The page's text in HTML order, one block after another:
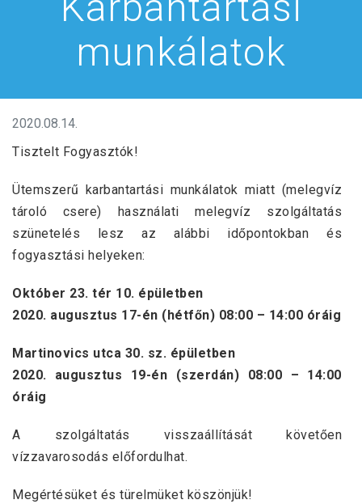
munkálatok
2020.08.14.
Tisztelt Fogyasztók!
Ütemszerű karbantartási munkálatok miatt (melegvíz
tároló csere) használati melegvíz szolgáltatás
szünetelés lesz az alábbi időpontokban és
fogyasztási helyeken:
Október 23. tér 10. épületben
2020. augusztus 17-én (hétfőn) 08:00 – 14:00 óráig
Martinovics utca 30. sz. épületben
2020. augusztus 19-én (szerdán) 08:00 – 14:00
óráig
A szolgáltatás visszaállítását követően
vízzavarosodás előfordulhat.
Megértésüket és türelmüket köszönjük!